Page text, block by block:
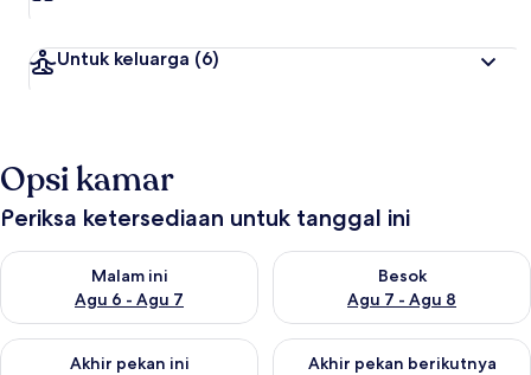
Untuk keluarga (6)
Opsi kamar
Periksa ketersediaan untuk tanggal ini
Malam ini
Agu 6 - Agu 7
Periksa ketersediaan untuk malam ini Agu 6 - Agu 7
Besok
Agu 7 - Agu 8
Periksa ketersediaan untuk
Akhir pekan ini
Periksa ketersediaan untuk akhir pekan ini Agu 7 - Agu 9
Akhir pekan berikutnya
Periksa ketersediaan untuk